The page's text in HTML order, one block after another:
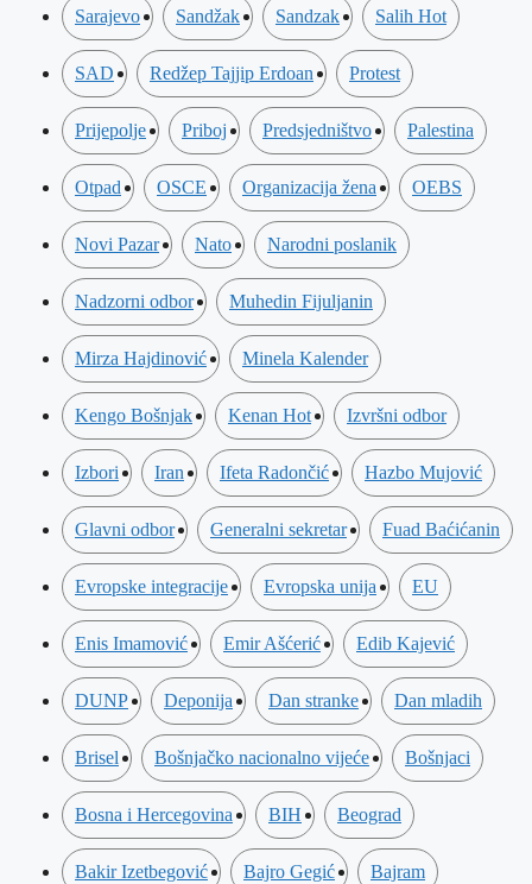
Sarajevo Sandžak Sandzak Salih Hot
SAD Redžep Tajjip Erdoan Protest
Prijepolje Priboj Predsjedništvo Palestina
Otpad OSCE Organizacija žena OEBS
Novi Pazar Nato Narodni poslanik
Nadzorni odbor Muhedin Fijuljanin
Mirza Hajdinović Minela Kalender
Kengo Bošnjak Kenan Hot Izvršni odbor
Izbori Iran Ifeta Radončić Hazbo Mujović
Glavni odbor Generalni sekretar Fuad Baćićanin
Evropske integracije Evropska unija EU
Enis Imamović Emir Ašćerić Edib Kajević
DUNP Deponija Dan stranke Dan mladih
Brisel Bošnjačko nacionalno vijeće Bošnjaci
Bosna i Hercegovina BIH Beograd
Bakir Izetbegović Bajro Gegić Bajram